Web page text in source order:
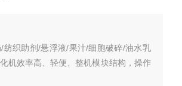
织助剂/悬浮液/果汁/细胞破碎/油水乳
机效率高、轻便、整机模块结构，操作